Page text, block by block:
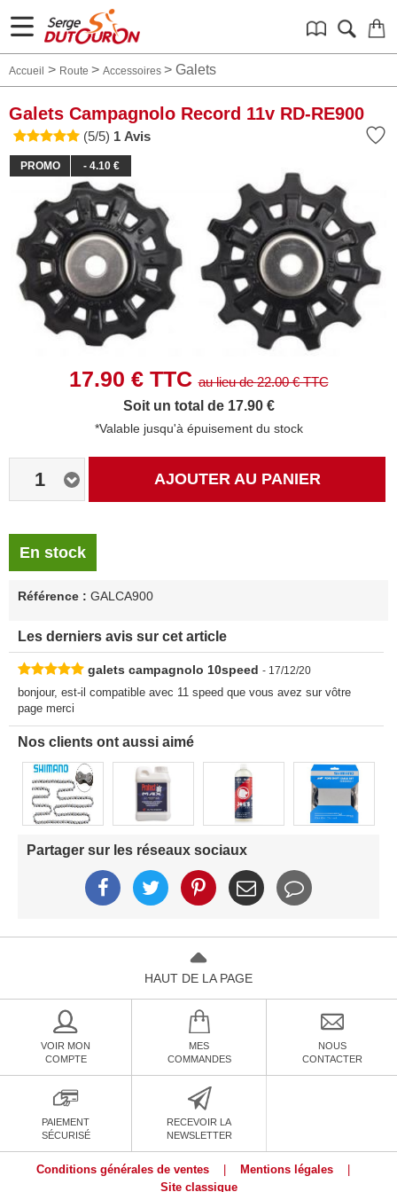
Accueil > Route > Accessoires > Galets
Galets Campagnolo Record 11v RD-RE900
(5/5) 1 Avis
PROMO - 4.10 €
17.90 € TTCau lieu de22.00€ TTC
Soit un total de 17.90 €
*Valable jusqu'à épuisement du stock
1 AJOUTER AU PANIER
En stock
Référence : GALCA900
Les derniers avis sur cet article
galets campagnolo 10speed - 17/12/20
bonjour, est-il compatible avec 11 speed que vous avez sur vôtre
page merci
Nos clients ont aussi aimé
Partager sur les réseaux sociaux
HAUT DE LA PAGE
VOIR MON
COMPTE
MES
COMMANDES
NOUS
CONTACTER
PAIEMENT
SÉCURISÉ
RECEVOIR LA
NEWSLETTER
Conditions générales de ventes Mentions légales
Site classique